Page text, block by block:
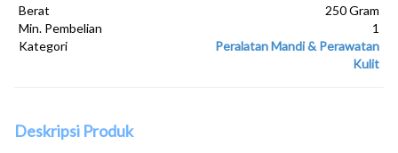
Berat
250 Gram
Min. Pembelian
1
Kategori
Peralatan Mandi & Perawatan
Kulit
Deskripsi Produk